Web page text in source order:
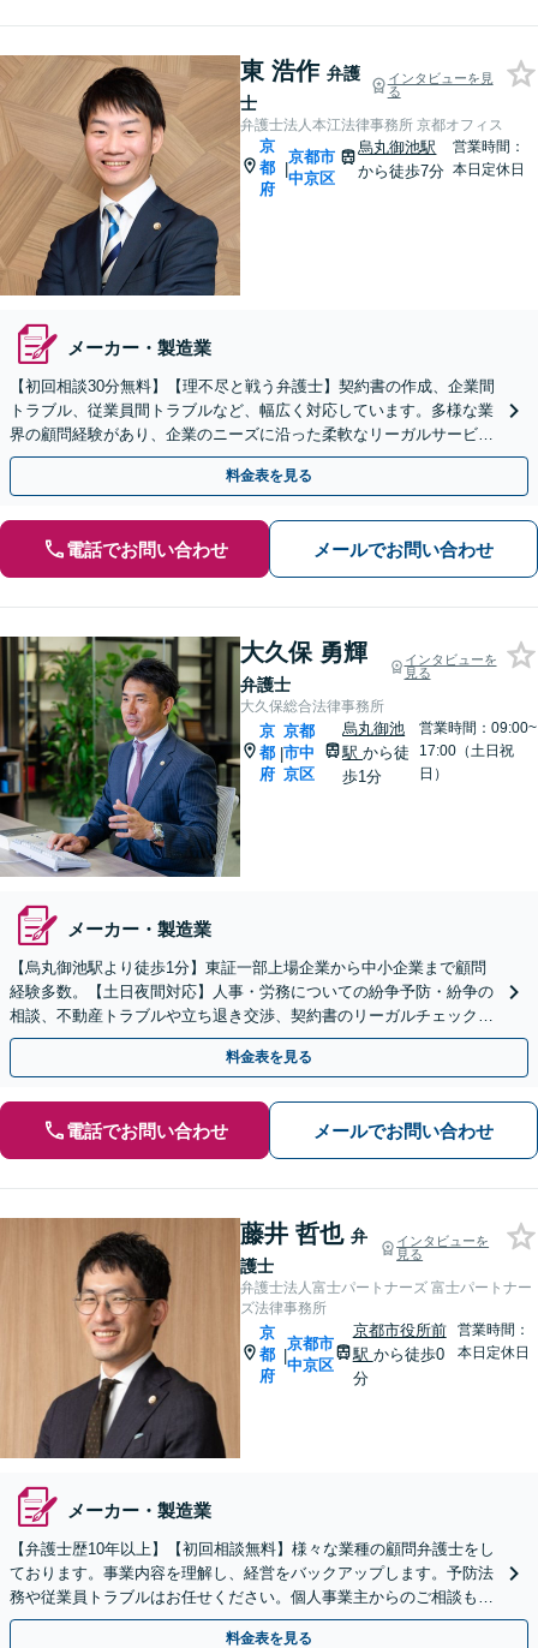
東 浩作 弁護
士
インタビューを見
る
弁護士法人本江法律事務所 京都オフィス
京
都
府
|
京都市
中京区
烏丸御池駅
から徒歩7分
営業時間：
本日定休日
メーカー・製造業
【初回相談30分無料】【理不尽と戦う弁護士】契約書の作成、企業間
トラブル、従業員間トラブルなど、幅広く対応しています。多様な業
界の顧問経験があり、企業のニーズに沿った柔軟なリーガルサービス
を提供可能です。【電話・メール・WEB相談可】
料金表を見る
電話でお問い合わせ メールでお問い合わせ
大久保 勇輝
弁護士
インタビューを
見る
大久保総合法律事務所
京
都
府
|
京都
市中
京区
烏丸御池
駅から徒
歩1分
営業時間：09:00~
17:00（土日祝
日）
メーカー・製造業
【烏丸御池駅より徒歩1分】東証一部上場企業から中小企業まで顧問
経験多数。【土日夜間対応】人事・労務についての紛争予防・紛争の
相談、不動産トラブルや立ち退き交渉、契約書のリーガルチェックな
どご相談ください。
料金表を見る
電話でお問い合わせ メールでお問い合わせ
藤井 哲也 弁
護士
インタビューを
見る
弁護士法人富士パートナーズ 富士パートナー
ズ法律事務所
京
都
府
|
京都市
中京区
京都市役所前
駅 から徒歩0
分
営業時間：
本日定休日
メーカー・製造業
【弁護士歴10年以上】【初回相談無料】様々な業種の顧問弁護士をし
ております。事業内容を理解し、経営をバックアップします。予防法
務や従業員トラブルはお任せください。個人事業主からのご相談も可
【休日・夜間相談可】【京都市役所前駅5分】
料金表を見る